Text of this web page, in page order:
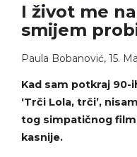
I život me
smijem
Paula Bobanović, 15.
Kad sam potkraj
‘Trči Lola, trči’,
tog simpatičnog
kasnije.